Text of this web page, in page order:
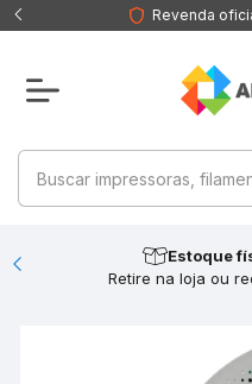
Revenda
Estoque
Retire na loja ou